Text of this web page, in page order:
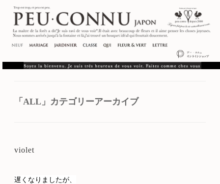
「 ALL 」カテゴリーアーカイブ
violet
遅くなりましたが、